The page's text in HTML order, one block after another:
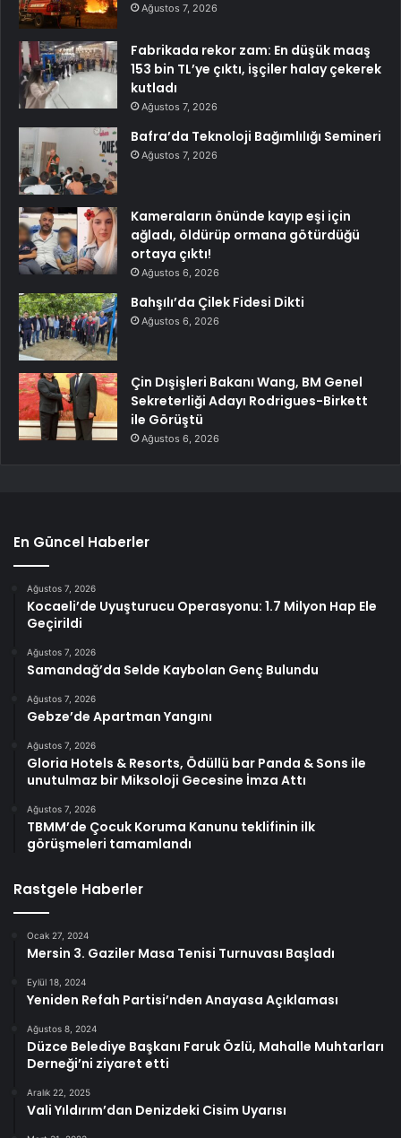
Ağustos 7, 2026
Fabrikada rekor zam: En düşük maaş
153 bin TL’ye çıktı, işçiler halay çekerek
kutladı
Ağustos 7, 2026
Bafra’da Teknoloji Bağımlılığı Semineri
Ağustos 7, 2026
Kameraların önünde kayıp eşi için
ağladı, öldürüp ormana götürdüğü
ortaya çıktı!
Ağustos 6, 2026
Bahşılı’da Çilek Fidesi Dikti
Ağustos 6, 2026
Çin Dışişleri Bakanı Wang, BM Genel
Sekreterliği Adayı Rodrigues-Birkett
ile Görüştü
Ağustos 6, 2026
En Güncel Haberler
Ağustos 7, 2026
Kocaeli’de Uyuşturucu Operasyonu: 1.7 Milyon Hap Ele
Geçirildi
Ağustos 7, 2026
Samandağ’da Selde Kaybolan Genç Bulundu
Ağustos 7, 2026
Gebze’de Apartman Yangını
Ağustos 7, 2026
Gloria Hotels & Resorts, Ödüllü bar Panda & Sons ile
unutulmaz bir Miksoloji Gecesine İmza Attı
Ağustos 7, 2026
TBMM’de Çocuk Koruma Kanunu teklifinin ilk
görüşmeleri tamamlandı
Rastgele Haberler
Ocak 27, 2024
Mersin 3. Gaziler Masa Tenisi Turnuvası Başladı
Eylül 18, 2024
Yeniden Refah Partisi’nden Anayasa Açıklaması
Ağustos 8, 2024
Düzce Belediye Başkanı Faruk Özlü, Mahalle Muhtarları
Derneği’ni ziyaret etti
Aralık 22, 2025
Vali Yıldırım’dan Denizdeki Cisim Uyarısı